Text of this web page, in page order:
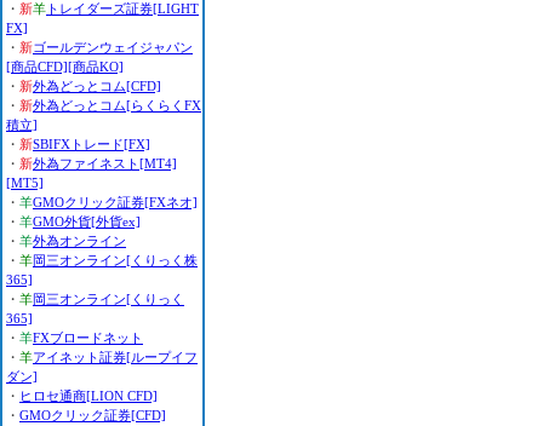
・ 新羊 トレイダーズ証券[LIGHT
FX]
・ 新ゴールデンウェイジャパン
[商品CFD][商品KO]
・ 新外為どっとコム[CFD]
・ 新外為どっとコム[らくらくFX
積立]
・ 新SBIFXトレード[FX]
・ 新外為ファイネスト[MT4]
[MT5]
・ 羊GMOクリック証券[FXネオ]
・ 羊GMO外貨[外貨ex]
・ 羊外為オンライン
・ 羊岡三オンライン[くりっく株
365]
・ 羊岡三オンライン[くりっく
365]
・ 羊FXブロードネット
・ 羊アイネット証券[ループイフ
ダン]
・ ヒロセ通商[LION CFD]
・ GMOクリック証券[CFD]